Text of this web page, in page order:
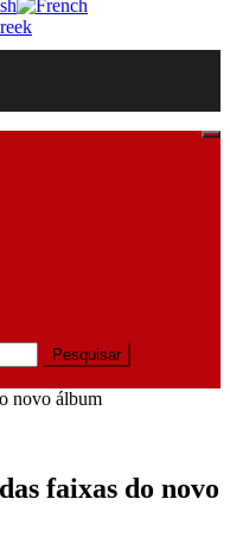
faixas do novo